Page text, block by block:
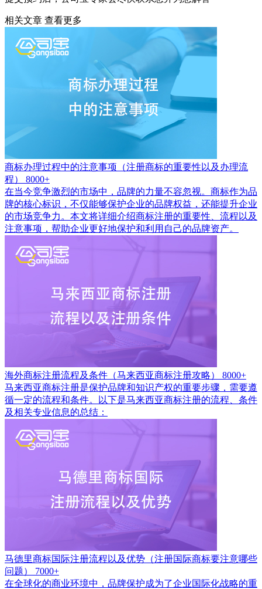
相关文章 查看更多
商标办理过程中的注意事项（注册商标的重要性以及办理流
程）
8000+
在当今竞争激烈的市场中，品牌的力量不容忽视。商标作为品
牌的核心标识，不仅能够保护企业的品牌权益，还能提升企业
的市场竞争力。本文将详细介绍商标注册的重要性、流程以及
注意事项，帮助企业更好地保护和利用自己的品牌资产。
海外商标注册流程及条件（马来西亚商标注册攻略）
8000+
马来西亚商标注册是保护品牌和知识产权的重要步骤，需要遵
循一定的流程和条件。以下是马来西亚商标注册的流程、条件
及相关专业信息的总结：
马德里商标国际注册流程以及优势（注册国际商标要注意哪些
问题）
7000+
在全球化的商业环境中，品牌保护成为了企业国际化战略的重